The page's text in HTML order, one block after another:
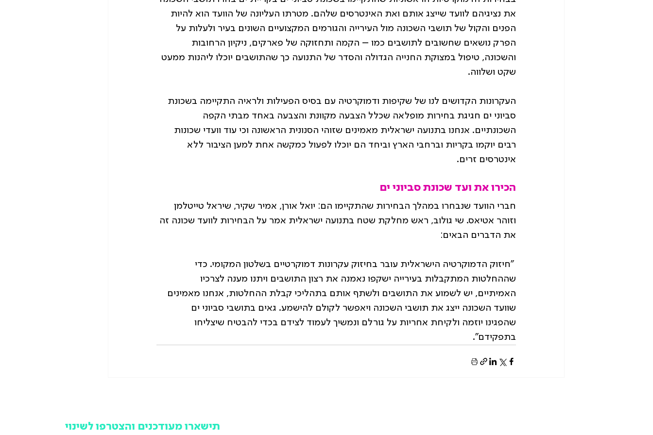
את נציגיהם לוועד שייצג אותם ואת האינטרסים שלהם. מטרתו העליונה של הוועד הוא להיות
הפנים והקול של תושבי השכונה מול העירייה והגורמים המקצועיים השונים בעיר ולעלות על
הפרק נושאים שחשובים לתושבים כמו – הקמה ותחזוקה של פארקים, ניקיון הרחובות
והשכונה, טיפול במצוקת החנייה הגדולה והסדר של התנועה כך שהתושבים יוכלו ליהנות ממעט
שקט ושלווה.
העקרונות הקדושים לנו של שקיפות ודמוקרטיה עם בסיס הפעילות ולראיה התקיימה בשכונת
סביוני ים חגיגת בחירות מופלאה שכלל הצבעה מקוונת והצבעה באחד מבתי הקפה
השכונתיים. אנחנו בתנועה ישראלית מאמינים שזוהי הסנונית הראשונה וכי עוד וועדי שכונות
רבים יוקמו בקריות וברחבי הארץ וביחד הם יוכלו לפעול כמקשה אחת למען הציבור ללא
אינטרסים זרים.
הכירו את ועד שכונת סביוני ים
חברי הוועד שנבחרו במהלך הבחירות שהתקיימו הם: יואל אורן, אמיר שקיר, שיראל טייטלמן
וזוהר אטיאס. שי גולוב, ראש מחלקת שטח בתנועה ישראלית אמר על הבחירות לוועד שכונה זה
את הדברים הבאים:
"חיזוק הדמוקרטיה הישראלית עובר בחיזוק עקרונות דמוקרטיים בשלטון המקומי. כדי
שההחלטות המתקבלות בעירייה ישקפו נאמנה את רצון התושבים ויתנו מענה לצרכיו
האמיתיים, יש לשמוע את התושבים ולשתף אותם בתהליכי קבלת ההחלטות, אנחנו מאמינים
שוועד השכונה ייצג את תושבי השכונה ויאפשר לקולם להישמע. גאים בתושבי סביוני ים
שהפגינו יוזמה ולקיחת אחריות על גורלם ונמשיך לעמוד לצידם בכדי להבטיח שיצליחו
בתפקידם".
תישארו מעודכנים והצטרפו לשינוי